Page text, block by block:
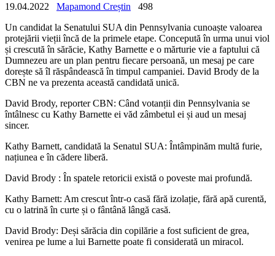
19.04.2022 Mapamond Creștin
498
Un candidat la Senatului SUA din Pennsylvania cunoaște valoarea
protejării vieții încă de la primele etape. Concepută în urma unui viol
și crescută în sărăcie, Kathy Barnette e o mărturie vie a faptului că
Dumnezeu are un plan pentru fiecare persoană, un mesaj pe care
dorește să îl răspândească în timpul campaniei. David Brody de la
CBN ne va prezenta această candidată unică.
David Brody, reporter CBN: Când votanții din Pennsylvania se
întâlnesc cu Kathy Barnette ei văd zâmbetul ei și aud un mesaj
sincer.
Kathy Barnett, candidată la Senatul SUA: Întâmpinăm multă furie,
națiunea e în cădere liberă.
David Brody : În spatele retoricii există o poveste mai profundă.
Kathy Barnett: Am crescut într-o casă fără izolație, fără apă curentă,
cu o latrină în curte și o fântână lângă casă.
David Brody: Deși sărăcia din copilărie a fost suficient de grea,
venirea pe lume a lui Barnette poate fi considerată un miracol.